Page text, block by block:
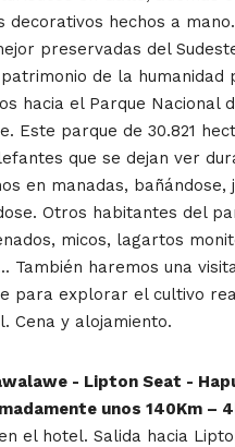
decorativos hechos a
preservadas del
de la humanidad
hacia el Parque Nacional
Este parque de 30.821
que se dejan ver
en manadas, bañándose,
Otros habitantes del
micos, lagartos
También haremos una
para explorar el cultivo
Cena y alojamiento.
- Lipton Seat -
unos 140Km –
el hotel. Salida hacia